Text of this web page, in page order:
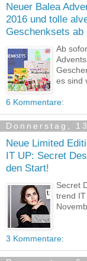
Neuer Balea
2016 und tolle
Geschenksets ab
Ab
es sind
6 Kommentare:
Donnerstag,
Neue Limited
IT UP: Secret
den Start!
Secret
trend
3 Kommentare: